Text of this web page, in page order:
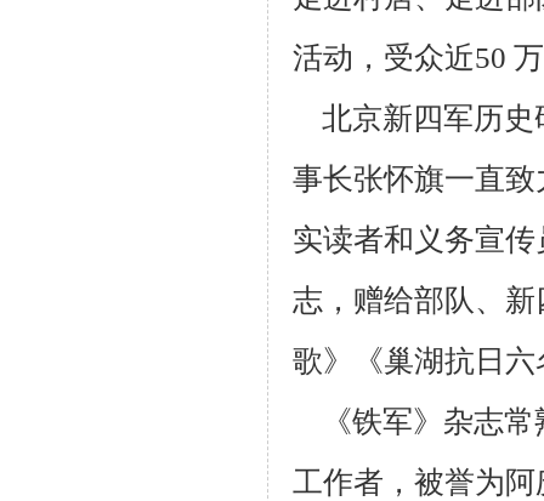
活动，受众近50
北京新四军历史
事长张怀旗一直
实读者和义务宣
志，赠给部队、新
歌》《巢湖抗日
《铁军》杂志常
工作者，被誉为